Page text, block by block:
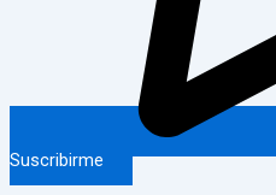
Suscribirme